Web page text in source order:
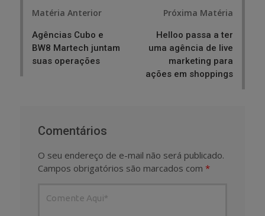
Matéria Anterior
Agências Cubo e
BW8 Martech juntam
suas operações
Próxima Matéria
Helloo passa a ter
uma agência de live
marketing para
ações em shoppings
Comentários
O seu endereço de e-mail não será publicado.
Campos obrigatórios são marcados com *